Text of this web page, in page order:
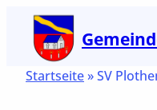
Zum
Inhalt
springen
Startseite»SV